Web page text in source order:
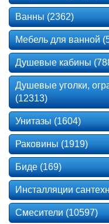
Ванны (2362)
Мебель для ванной
Душевые кабины
Душевые уголки,
(12313)
Унитазы (1604)
Раковины (1919)
Биде (169)
Инсталляции
Смесители (10597)